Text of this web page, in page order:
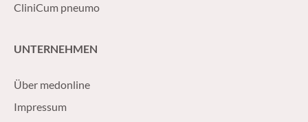
CliniCum pneumo
UNTERNEHMEN
Über medonline
Impressum